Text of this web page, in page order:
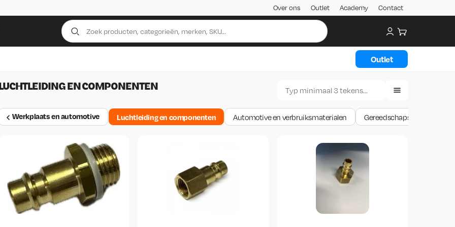
Over ons Outlet Academy Contact
My account
Winkelwagen
Outlet
EN COMPONENTEN
Werkplaats en automotive Luchtleiding en componenten Automotive en verbruiksmaterialen Gereedschapskarren & -